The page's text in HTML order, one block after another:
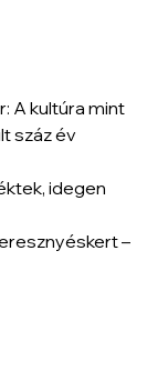
A kultúra mint
száz év
idegen
–